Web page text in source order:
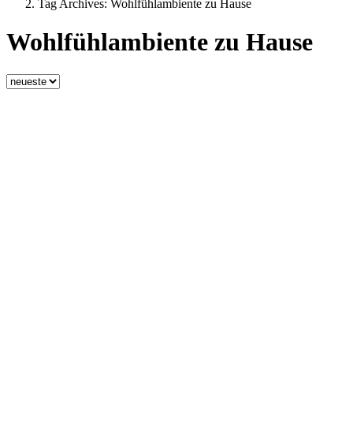
Tag Archives: Wohlfühlambiente zu Hause
Wohlfühlambiente zu Hause